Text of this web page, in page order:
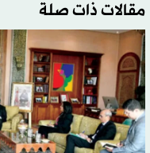
مقالات ذات صلة